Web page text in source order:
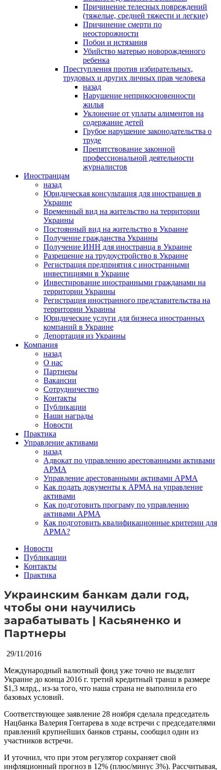
Причинение телесных повреждений
(тяжелые, средней тяжести и легкие)
Причинение смерти по
неосторожности
Побои и истязания
Убийство матерью новорожденного
ребенка
Преступления против избирательных,
трудовых и других личных прав человека
назад
Нарушение неприкосновенности
жилья
Уклонение от уплаты алиментов на
содержание детей
Грубое нарушение законодательства о
труде
Препятствование законной
профессиональной деятельности
журналистов
Иностранцам
назад
Юридическая консультация для иностранцев в
Украине
Временный вид на жительство на территории
Украины
Постоянный вид на жительство в Украине
Получение гражданства Украины
Получение ИНН для иностранца в Украине
Разрешение на трудоустройство в Украине
Регистрация предприятия с иностранными
инвестициями в Украине
Инвестирование иностранными гражданами на
территории Украины
Регистрация иностранного представительства на
территории Украины
Юридические услуги для бизнеса иностранных
компаний в Украине
Депортация из Украины
Компания
назад
О нас
Партнеры
Вакансии
Сотрудничество
Контакты
Публикации
Наши награды
Новости
Практика
Управление активами
назад
Адвокат по управлению арестованными активами
АРМА
Управление арестованными активами АРМА
Как подать документы к АРМА на управление
активами
Как подготовить програму по управлению
активами АРМА
Как подготовить квалификационные критерии для
АРМА?
Новости
Публикации
Контакты
Практика
Украинским банкам дали год,
чтобы они научились
зарабатывать | Касьяненко и
Партнеры
29/11/2016
Международный валютный фонд уже точно не выделит
Украине до конца 2016 г. третий кредитный транш в размере
$1,3 млрд., из-за того, что наша страна не выполнила его
базовых условий.
Соответствующее заявление 28 ноября сделала председатель
Нацбанка Валерия Гонтарева в ходе встречи с председателями
правлений крупнейших банков страны, сообщил один из
участников встречи.
И уточнил, что при этом регулятор сохраняет свой
инфляционный прогноз в 12% (плюс/минус 3%). Рассчитывая,